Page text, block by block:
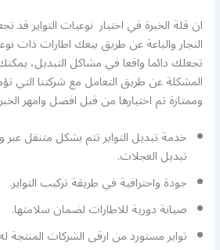
ان قلة الخبرة في اختيار نوعيات التواير
التجار والباعة عن طريق بيعك اطارات ذات
تجعلك دائما واقعا في مشاكل التبديل،
المشكلة عن طريق التعامل مع شركتنا التي
وممتازة تم اختيارها من قبل افضل وامهر
خدمة تبديل التواير تتم بشكل متنقل عبر
تبديل العجلات.
جودة واحترافية في طريقة تركيب التواير.
صيانة دورية للاطارات لضمان سلامتها.
تواير مستورد من ارقى الشركات المنتجة